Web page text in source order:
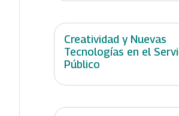
Creatividad y Nuevas
Tecnologías en el
Público